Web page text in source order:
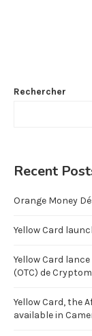
Rechercher
Recent
Orange Money
Yellow Card
Yellow Card
(OTC) de
Yellow Card, the
available in